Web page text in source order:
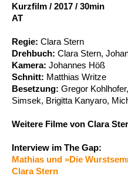
Kurzfilm / 2017 / 30min
AT
Regie: Clara Stern
Drehbuch: Clara Stern,
Kamera: Johannes Höß
Schnitt: Matthias Writze
Besetzung: Gregor
Simsek, Brigitta Kanyaro,
Weitere Filme von Clara
Interview im The Gap:
Mathias und »Die
Clara Stern